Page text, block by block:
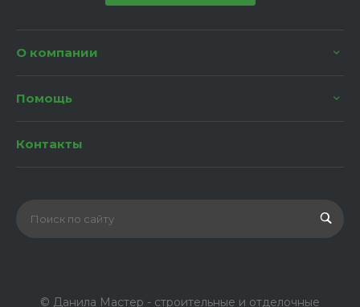
О компании
Помощь
Контакты
© Данила Мастер - строительные и отделочные